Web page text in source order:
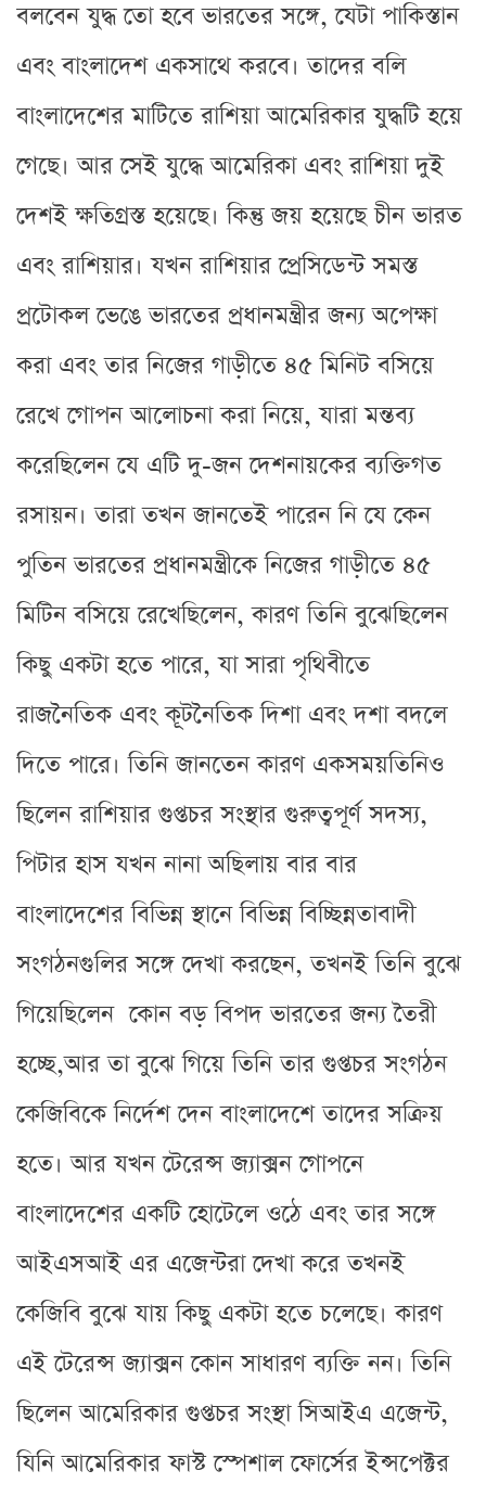
বলবেন যুদ্ধ তো হবে ভারতের সঙ্গে, যেটা পাকিস্তান
এবং বাংলাদেশ একসাথে করবে। তাদের বলি
বাংলাদেশের মাটিতে রাশিয়া আমেরিকার যুদ্ধটি হয়ে
গেছে। আর সেই যুদ্ধে আমেরিকা এবং রাশিয়া দুই
দেশই ক্ষতিগ্রস্ত হয়েছে। কিন্তু জয় হয়েছে চীন ভারত
এবং রাশিয়ার। যখন রাশিয়ার প্রেসিডেন্ট সমস্ত
প্রটোকল ভেঙে ভারতের প্রধানমন্ত্রীর জন্য অপেক্ষা
করা এবং তার নিজের গাড়ীতে ৪৫ মিনিট বসিয়ে
রেখে গোপন আলোচনা করা নিয়ে, যারা মন্তব্য
করেছিলেন যে এটি দু-জন দেশনায়কের ব্যক্তিগত
রসায়ন। তারা তখন জানতেই পারেন নি যে কেন
পুতিন ভারতের প্রধানমন্ত্রীকে নিজের গাড়ীতে ৪৫
মিটিন বসিয়ে রেখেছিলেন, কারণ তিনি বুঝেছিলেন
কিছু একটা হতে পারে, যা সারা পৃথিবীতে
রাজনৈতিক এবং কূটনৈতিক দিশা এবং দশা বদলে
দিতে পারে। তিনি জানতেন কারণ একসময়তিনিও
ছিলেন রাশিয়ার গুপ্তচর সংস্থার গুরুত্বপূর্ণ সদস্য,
পিটার হাস যখন নানা অছিলায় বার বার
বাংলাদেশের বিভিন্ন স্থানে বিভিন্ন বিচ্ছিন্নতাবাদী
সংগঠনগুলির সঙ্গে দেখা করছেন, তখনই তিনি বুঝে
গিয়েছিলেন কোন বড় বিপদ ভারতের জন্য তৈরী
হচ্ছে,আর তা বুঝে গিয়ে তিনি তার গুপ্তচর সংগঠন
কেজিবিকে নির্দেশ দেন বাংলাদেশে তাদের সক্রিয়
হতে। আর যখন টেরেন্স জ্যাক্সন গোপনে
বাংলাদেশের একটি হোটেলে ওঠে এবং তার সঙ্গে
আইএসআই এর এজেন্টরা দেখা করে তখনই
কেজিবি বুঝে যায় কিছু একটা হতে চলেছে। কারণ
এই টেরেন্স জ্যাক্সন কোন সাধারণ ব্যক্তি নন। তিনি
ছিলেন আমেরিকার গুপ্তচর সংস্থা সিআইএ এজেন্ট,
যিনি আমেরিকার ফাস্ট স্পেশাল ফোর্সের ইন্সপেক্টর